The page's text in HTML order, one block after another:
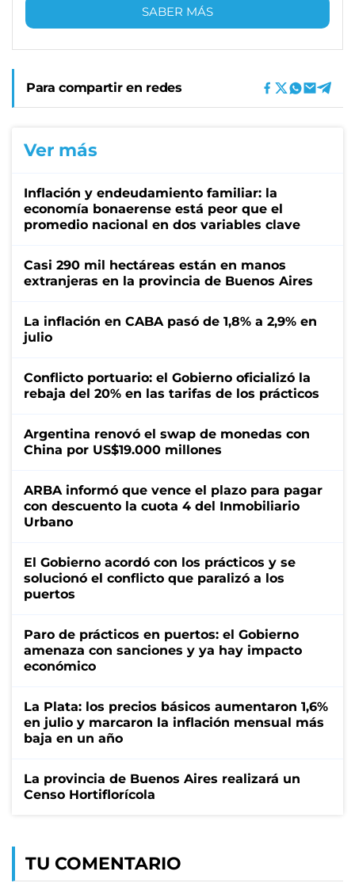
SABER MÁS
Para compartir en redes
Ver más
Inflación y endeudamiento familiar: la
economía bonaerense está peor que el
promedio nacional en dos variables clave
Casi 290 mil hectáreas están en manos
extranjeras en la provincia de Buenos Aires
La inflación en CABA pasó de 1,8% a 2,9% en
julio
Conflicto portuario: el Gobierno oficializó la
rebaja del 20% en las tarifas de los prácticos
Argentina renovó el swap de monedas con
China por US$19.000 millones
ARBA informó que vence el plazo para pagar
con descuento la cuota 4 del Inmobiliario
Urbano
El Gobierno acordó con los prácticos y se
solucionó el conflicto que paralizó a los
puertos
Paro de prácticos en puertos: el Gobierno
amenaza con sanciones y ya hay impacto
económico
La Plata: los precios básicos aumentaron 1,6%
en julio y marcaron la inflación mensual más
baja en un año
La provincia de Buenos Aires realizará un
Censo Hortiflorícola
TU COMENTARIO